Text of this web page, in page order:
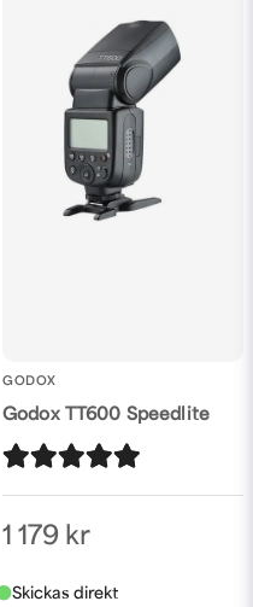
GODOX
Godox TT600 Speedlite
1 179 kr